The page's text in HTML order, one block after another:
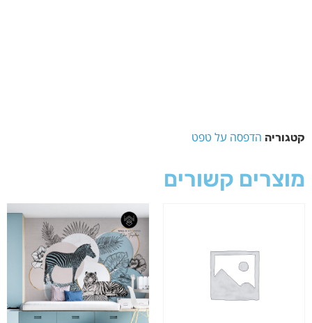
קטגוריה הדפסה על טפט
מוצרים קשורים